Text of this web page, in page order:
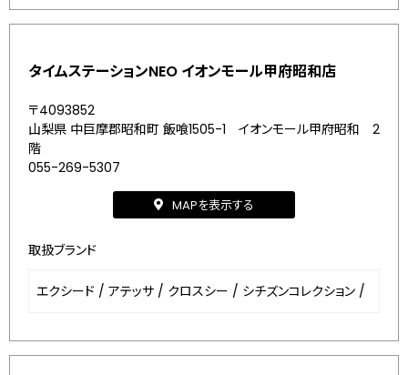
タイムステーションNEO イオンモール甲府昭和店
〒4093852
山梨県 中巨摩郡昭和町 飯喰1505-1 イオンモール甲府昭和 2
階
055-269-5307
MAPを表示する
取扱ブランド
エクシード / アテッサ / クロスシー / シチズンコレクション /